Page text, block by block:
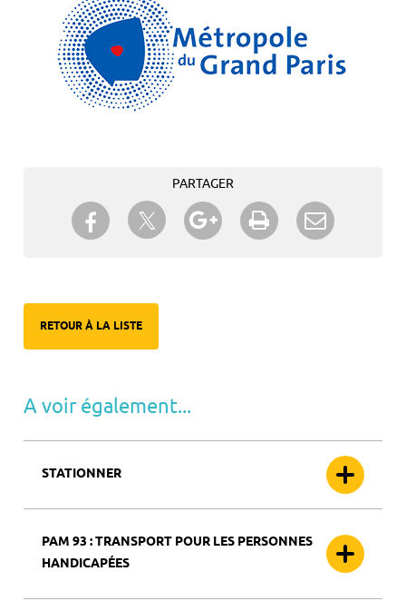
PARTAGER
Partager sur Facebook
Partager sur TwitterPartager sur Google+
Imprimer
RETOUR À LA LISTE
A voir également...
STATIONNER
PAM 93 : TRANSPORT POUR LES PERSONNES
HANDICAPÉES